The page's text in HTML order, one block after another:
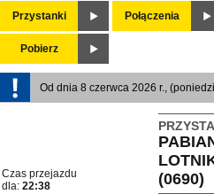
Przystanki Połączenia
Pobierz
Od dnia 8 czerwca 2026 r.,
(0690)
Czas przejazdu
dla: 22:38